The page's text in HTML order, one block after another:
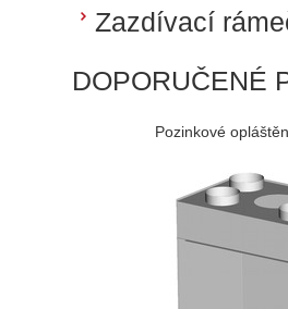
Zazdívací
DOPORUČENÉ
Pozinkové